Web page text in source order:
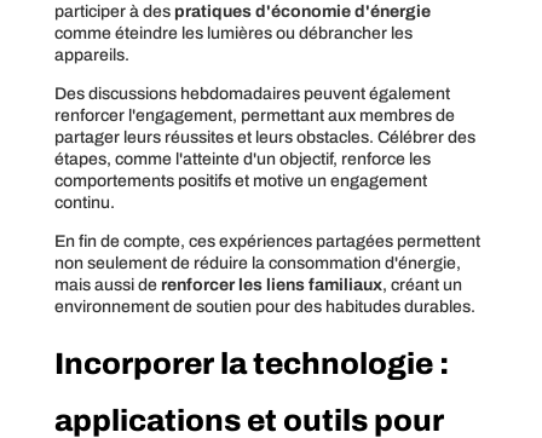
participer à des pratiques d'économie d'énergie
comme éteindre les lumières ou débrancher les
appareils.
Des discussions hebdomadaires peuvent également
renforcer l'engagement, permettant aux membres de
partager leurs réussites et leurs obstacles. Célébrer des
étapes, comme l'atteinte d'un objectif, renforce les
comportements positifs et motive un engagement
continu.
En fin de compte, ces expériences partagées permettent
non seulement de réduire la consommation d'énergie,
mais aussi de renforcer les liens familiaux, créant un
environnement de soutien pour des habitudes durables.
Incorporer la technologie :
applications et outils pour